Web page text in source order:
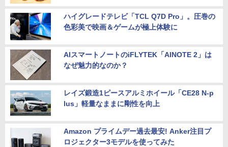
ハイグレードテレビ「TCL Q7D Pro」。圧巻の
色彩美で映画＆ゲームが極上体験に
AIスマートノートのiFLYTEK「AINOTE 2」は
なぜ魅力的なのか？
レイズ鍛造1ピースアルミホイール「CE28 N-p
lus」軽量なままに剛性を向上
Amazon プライムデー過去最安! Anker注目プ
ロジェクター3モデルを使ってみた